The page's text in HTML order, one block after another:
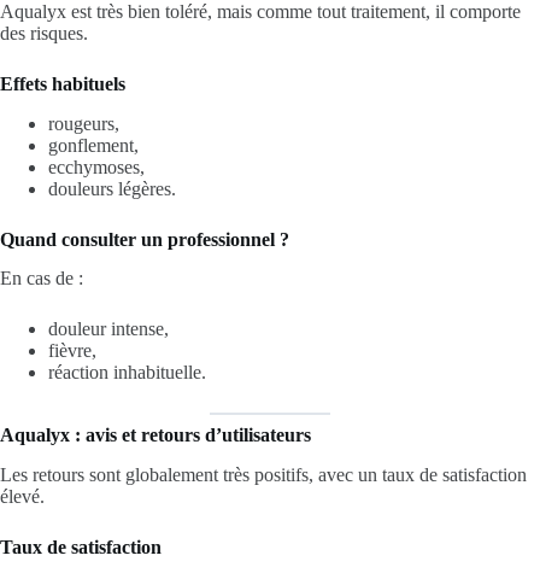
Aqualyx est très bien toléré, mais comme tout traitement, il comporte
des risques.
Effets habituels
rougeurs,
gonflement,
ecchymoses,
douleurs légères.
Quand consulter un professionnel ?
En cas de :
douleur intense,
fièvre,
réaction inhabituelle.
Aqualyx : avis et retours d’utilisateurs
Les retours sont globalement très positifs, avec un taux de satisfaction
élevé.
Taux de satisfaction